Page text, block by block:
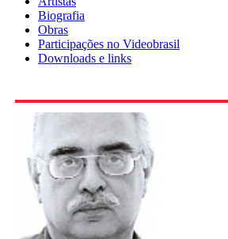
Biografia
Obras
Participações no Videobrasil
Downloads e links